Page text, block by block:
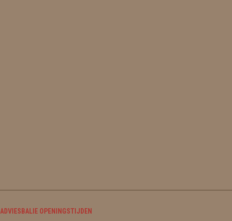
ADVIESBALIE OPENINGSTIJDEN